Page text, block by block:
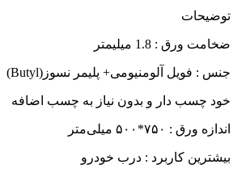
توضیحات
ضخامت ورق : 1.8 میلیمتر
جنس : فویل آلومنیومی+ پلیمر نسوز(Butyl)
خود چسب دار و بدون نیاز به چسب اضافه
اندازه ورق : ۷۵۰*۵۰۰ میلی‌متر
بيشترين كاربرد : درب خودرو